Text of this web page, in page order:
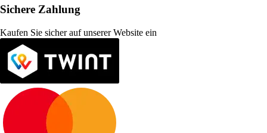
Sichere Zahlung
Kaufen Sie sicher auf unserer Website ein